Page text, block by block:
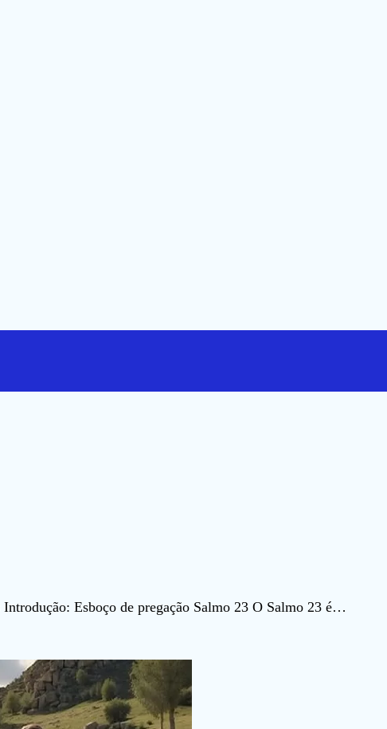
Esboço de pregação Salmo 23 O Salmo 23 é…